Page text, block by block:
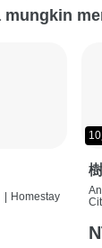
| Homestay